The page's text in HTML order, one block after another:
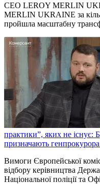
СЕО LEROY MERLIN
MERLIN UKRAINE за
пройшла масштабну
практики”, яких не існує:
призначають
Вимоги Європейської
відбору керівництва
Національної поліції та